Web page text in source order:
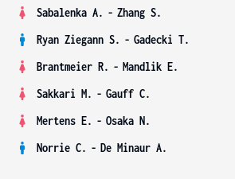
Sabalenka A. - Zhang S.
Ryan Ziegann S. - Gadecki T.
Brantmeier R. - Mandlik E.
Sakkari M. - Gauff C.
Mertens E. - Osaka N.
Norrie C. - De Minaur A.